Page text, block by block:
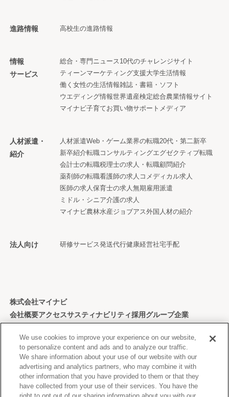
進路情報 高校生の進路情報
情報
サービス
総合・専門ニュース 10代のチャレンジサイト
ティーンマーケティング支援大学生活情報
働く女性の生活情報雑誌・書籍・ソフト
ウエディング情報世界遺産検定総合農業情報サイト
マイナビ子育てお買い物サポートメディア
人材派遣・
紹介
人材派遣Web・ゲーム業界の転職20代・第二新卒
新卒紹介転職コンサルティングエグゼクティブ転職
会計士の転職税理士の求人・転職顧問紹介
薬剤師の転職看護師の求人 コメディカル求人
医師の求人 保育士の求人 無期雇用派遣
ミドル・シニア介護の求人
マイナビ農林水産ジョブアス外国人材の紹介
法人向け 研修サービス発送代行健康経営社宅手配
株式会社マイナビ
会社概要アクセスサスティナビリティ採用グループ企業
Copyright © Mynavi Corporation
We use cookies to improve your experience on our website,
to personalize content and ads and to analyze our traffic.
We share information about your use of our website with our
advertising and analytics partners, who may combine it with
other information that you have provided to them or that they
have collected from your use of their services. You have the